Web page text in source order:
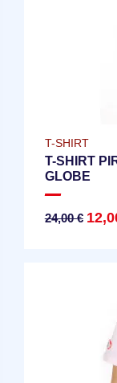
T-SHIRT
T-SHIRT
GLOBE
24,00 €